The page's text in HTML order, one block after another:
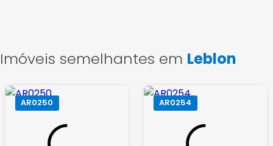
Imóveis semelhantes em Leblon
AR0250 AR0254